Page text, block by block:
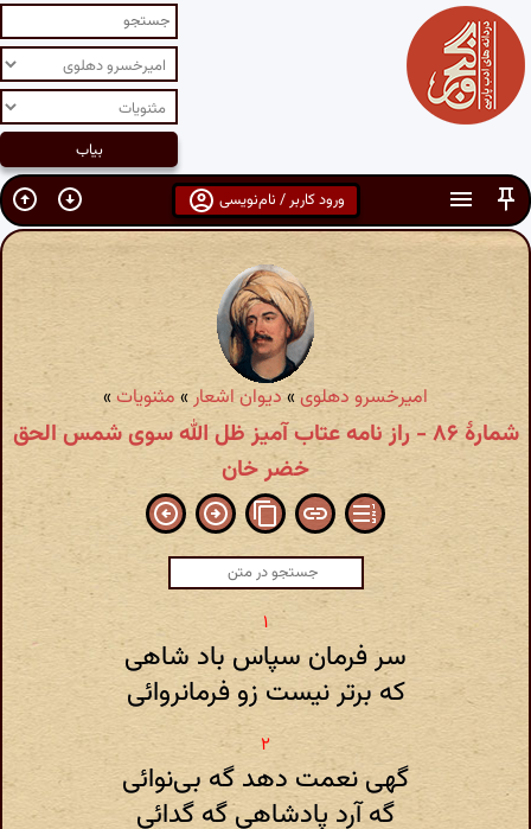
ورود کاربر / نام‌نویسی
امیرخسرو دهلوی»دیوان اشعار» مثنویات»
شمارهٔ ۸۶ - راز نامه عتاب آمیز ظل الله سوی شمس الحق
خضر خان
سر فرمان سپاس باد شاهی
که برتر نیست زو فرمانروائی
گهی نعمت دهد گه بی‌نوائی
گه آرد پادشاهی گه گدائی